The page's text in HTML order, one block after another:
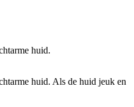
huid.
huid. Als de huid jeuk en